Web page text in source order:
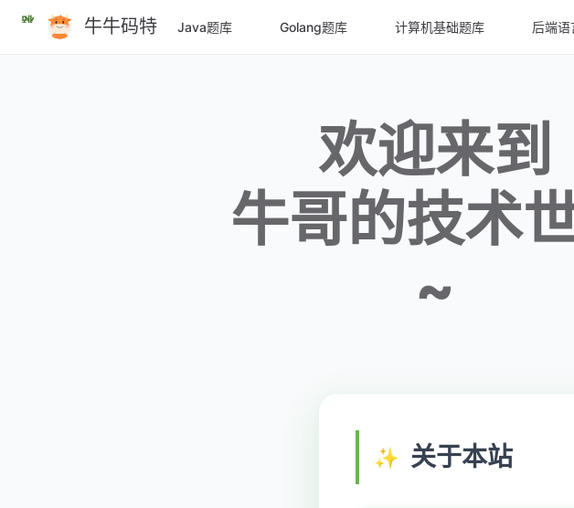
跳
牛牛码特 Java题库 Golang题库 计算机基础题库 后端语
欢迎来到
牛哥的技术
~
关于本站